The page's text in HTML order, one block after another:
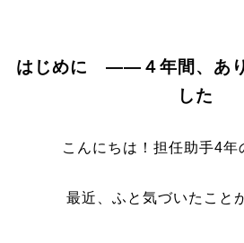
はじめに ――４年間、あり
した
こんにちは！担任助手4年
最近、ふと気づいたこと